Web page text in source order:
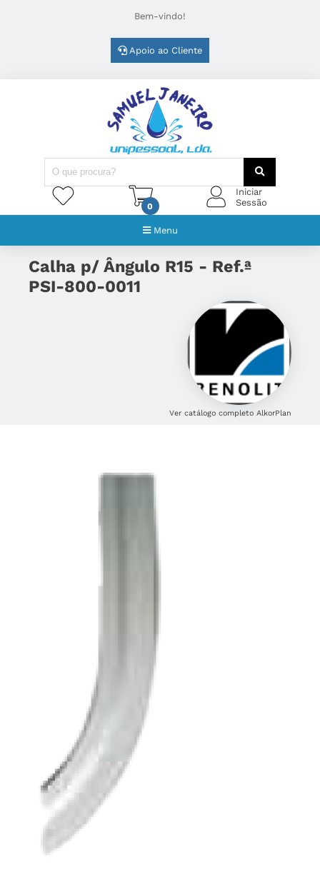
Bem-vindo!
Apoio ao Cliente
0
Iniciar
Sessão
Menu
Calha p/ Ângulo R15 - Ref.ª
PSI-800-0011
Ver catálogo completo AlkorPlan